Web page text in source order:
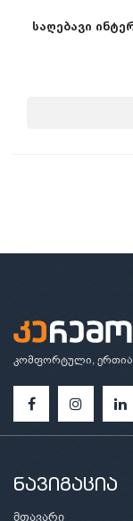
საღებავი
კომფორტული,
ნავიგაცია
მთავარი